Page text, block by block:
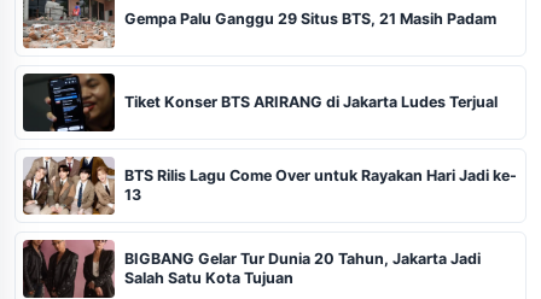
Gempa Palu Ganggu 29 Situs BTS, 21 Masih Padam
Tiket Konser BTS ARIRANG di Jakarta Ludes Terjual
BTS Rilis Lagu Come Over untuk Rayakan Hari Jadi ke-
13
BIGBANG Gelar Tur Dunia 20 Tahun, Jakarta Jadi
Salah Satu Kota Tujuan